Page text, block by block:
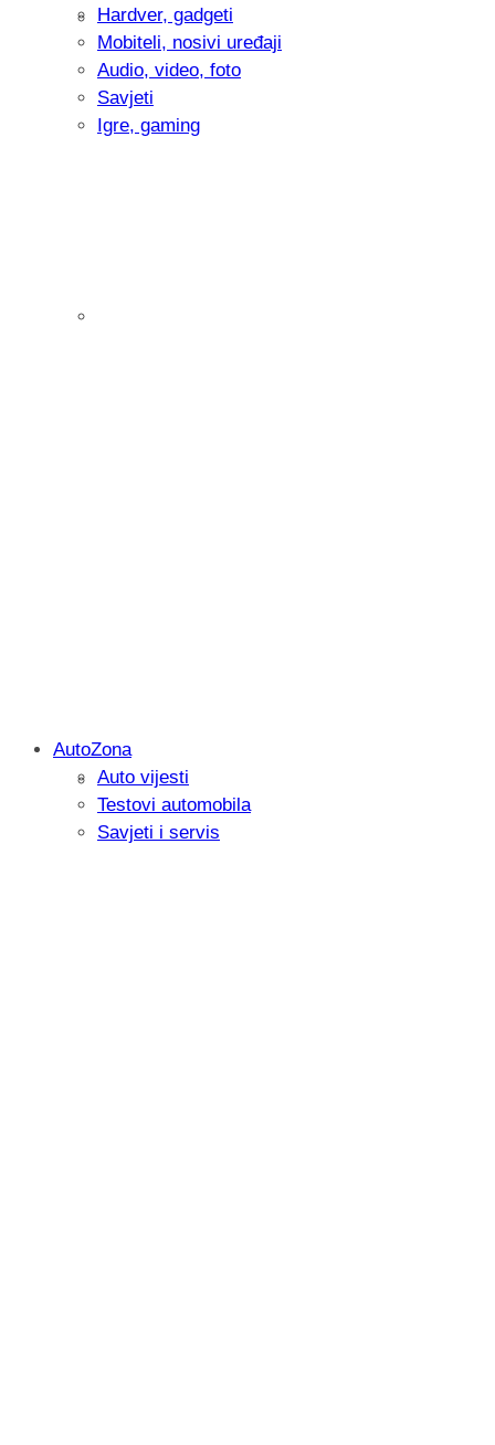
Intervju: Goran Jović, fotograf -
Hardver, gadgeti
Mobiteli, nosivi uređaji
Audio, video, foto
Savjeti
Igre, gaming
Savjetujemo: Što učiniti kada vaš
AutoZona
Auto vijesti
Testovi automobila
Savjeti i servis